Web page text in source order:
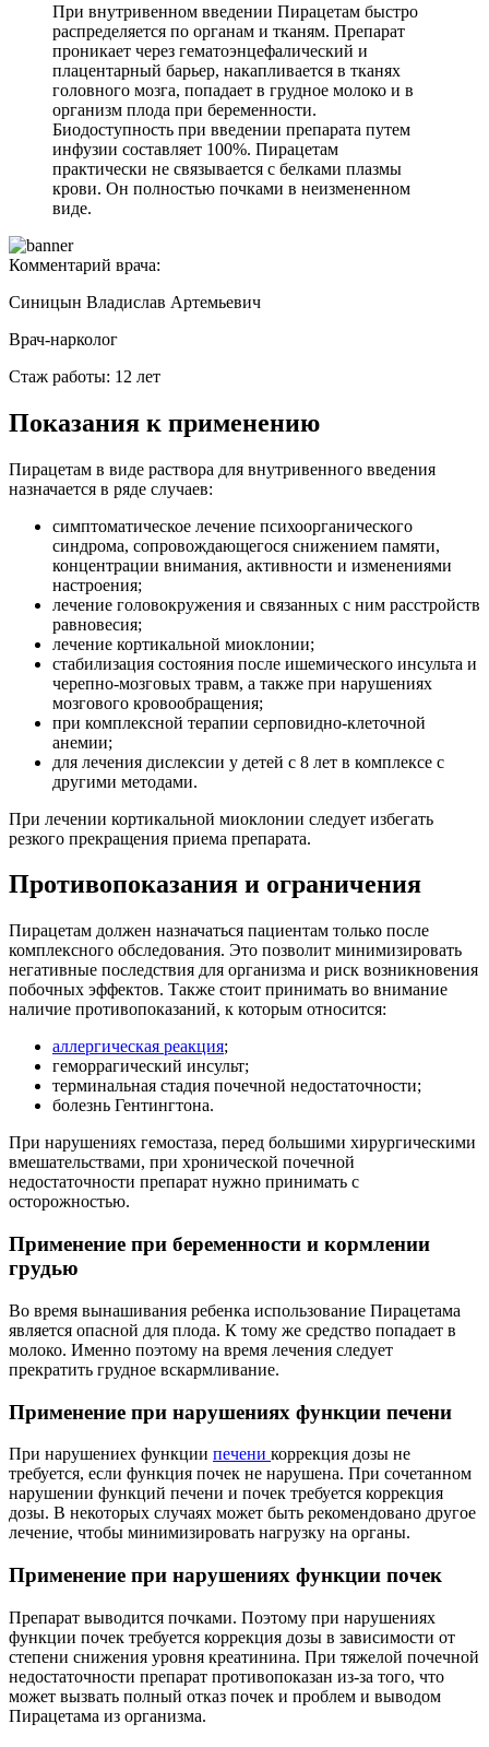
При внутривенном введении Пирацетам быстро
распределяется по органам и тканям. Препарат
проникает через гематоэнцефалический и
плацентарный барьер, накапливается в тканях
головного мозга, попадает в грудное молоко и в
организм плода при беременности.
Биодоступность при введении препарата путем
инфузии составляет 100%. Пирацетам
практически не связывается с белками плазмы
крови. Он полностью почками в неизмененном
виде.
Комментарий врача:
Синицын Владислав Артемьевич
Врач-нарколог
Стаж работы: 12 лет
Показания к применению
Пирацетам в виде раствора для внутривенного введения
назначается в ряде случаев:
симптоматическое лечение психоорганического
синдрома, сопровождающегося снижением памяти,
концентрации внимания, активности и изменениями
настроения;
лечение головокружения и связанных с ним расстройств
равновесия;
лечение кортикальной миоклонии;
стабилизация состояния после ишемического инсульта и
черепно-мозговых травм, а также при нарушениях
мозгового кровообращения;
при комплексной терапии серповидно-клеточной
анемии;
для лечения дислексии у детей с 8 лет в комплексе с
другими методами.
При лечении кортикальной миоклонии следует избегать
резкого прекращения приема препарата.
Противопоказания и ограничения
Пирацетам должен назначаться пациентам только после
комплексного обследования. Это позволит минимизировать
негативные последствия для организма и риск возникновения
побочных эффектов. Также стоит принимать во внимание
наличие противопоказаний, к которым относится:
аллергическая реакция;
геморрагический инсульт;
терминальная стадия почечной недостаточности;
болезнь Гентингтона.
При нарушениях гемостаза, перед большими хирургическими
вмешательствами, при хронической почечной
недостаточности препарат нужно принимать с
осторожностью.
Применение при беременности и кормлении
грудью
Во время вынашивания ребенка использование Пирацетама
является опасной для плода. К тому же средство попадает в
молоко. Именно поэтому на время лечения следует
прекратить грудное вскармливание.
Применение при нарушениях функции печени
При нарушениех функции печени коррекция дозы не
требуется, если функция почек не нарушена. При сочетанном
нарушении функций печени и почек требуется коррекция
дозы. В некоторых случаях может быть рекомендовано другое
лечение, чтобы минимизировать нагрузку на органы.
Применение при нарушениях функции почек
Препарат выводится почками. Поэтому при нарушениях
функции почек требуется коррекция дозы в зависимости от
степени снижения уровня креатинина. При тяжелой почечной
недостаточности препарат противопоказан из-за того, что
может вызвать полный отказ почек и проблем и выводом
Пирацетама из организма.